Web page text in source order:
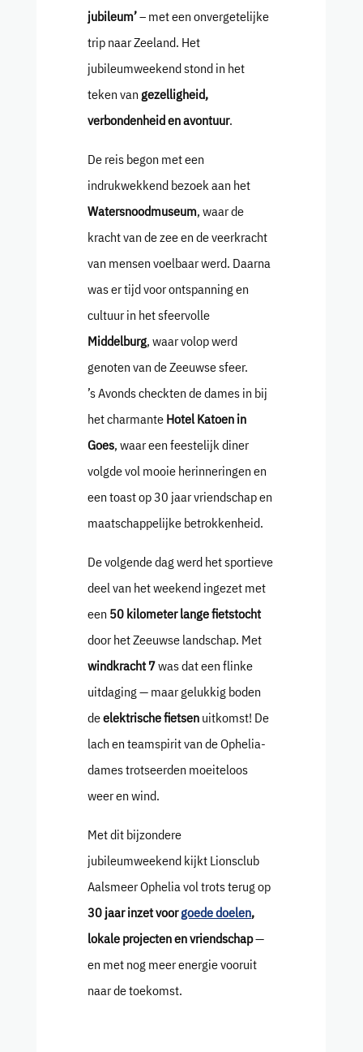
jubileum’– met een onvergetelijke
trip naar Zeeland. Het
jubileumweekend stond in het
teken van gezelligheid,
verbondenheid en avontuur.
De reis begon met een
indrukwekkend bezoek aan het
Watersnoodmuseum, waar de
kracht van de zee en de veerkracht
van mensen voelbaar werd. Daarna
was er tijd voor ontspanning en
cultuur in het sfeervolle
Middelburg, waar volop werd
genoten van de Zeeuwse sfeer.
’s Avonds checkten de dames in bij
het charmante Hotel Katoen in
Goes, waar een feestelijk diner
volgde vol mooie herinneringen en
een toast op 30 jaar vriendschap en
maatschappelijke betrokkenheid.
De volgende dag werd het sportieve
deel van het weekend ingezet met
een 50 kilometer lange fietstocht
door het Zeeuwse landschap. Met
windkracht 7was dat een flinke
uitdaging — maar gelukkig boden
deelektrische fietsen uitkomst! De
lach en teamspirit van de Ophelia-
dames trotseerden moeiteloos
weer en wind.
Met dit bijzondere
jubileumweekend kijkt Lionsclub
Aalsmeer Ophelia vol trots terug op
30 jaar inzet voorgoede doelen,
lokale projecten en vriendschap—
en met nog meer energie vooruit
naar de toekomst.